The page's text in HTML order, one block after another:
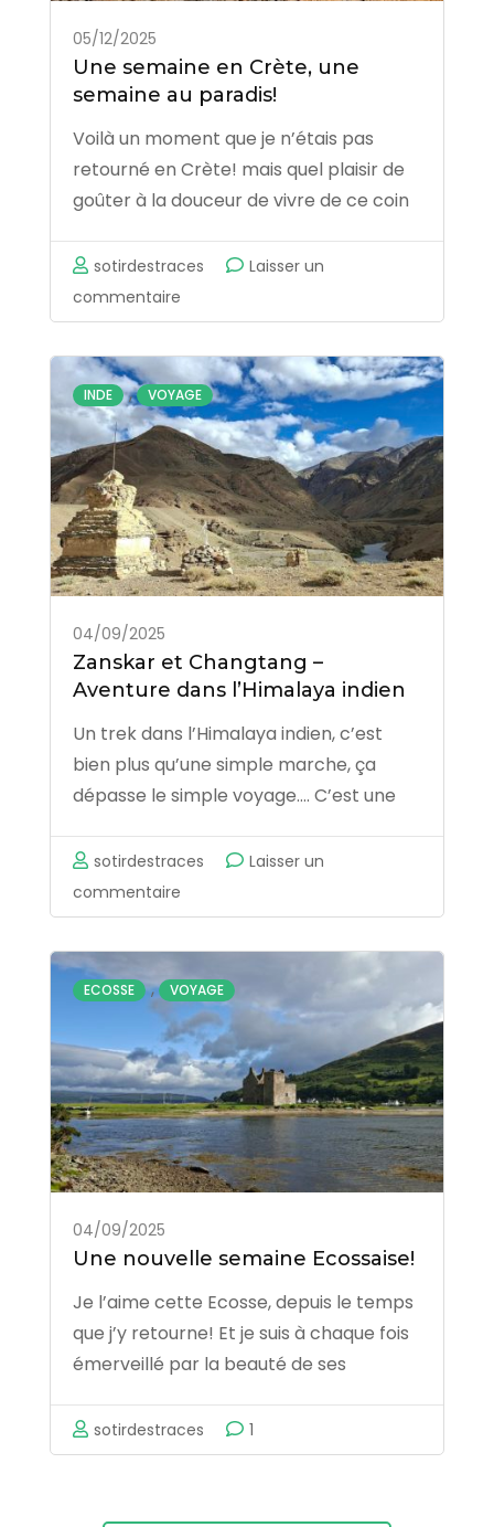
05/12/2025
Une semaine en Crète, une
semaine au paradis!
Voilà un moment que je n’étais pas
retourné en Crète! mais quel plaisir de
goûter à la douceur de vivre de ce coin
touristes qui se pressent sur la côte
nord, mais une fois « sortis des traces »,
…
sotirdestraces
Laisser un
commentaire
Une
semaine
en
Crète,
une
semaine
au
paradis!
INDE , VOYAGE
04/09/2025
Zanskar et Changtang –
Aventure dans l’Himalaya indien
Un trek dans l’Himalaya indien, c’est
bien plus qu’une simple marche, ça
dépasse le simple voyage…. C’est une
et sportive! Dans un pays aussi
hétéroclite que l’Inde, rien n’est
impossible, mais tout est compliqué! Il
faut souvent changer de plan,
s’adapter, …
sotirdestraces
Laisser un
commentaire
Zanskar
et
Changtang
–
Aventure
dans
l’Himalaya
indien
ECOSSE , VOYAGE
04/09/2025
Une nouvelle semaine Ecossaise!
Je l’aime cette Ecosse, depuis le temps
que j’y retourne! Et je suis à chaque fois
émerveillé par la beauté de ses
habitants… et la diversité de ses bières!
C’est donc année après année que j’y
sotirdestraces 1